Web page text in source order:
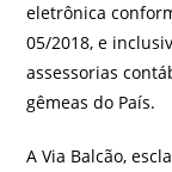
eletrônica
05/2018, e
assessorias
gêmeas do País.
A Via Balcão,